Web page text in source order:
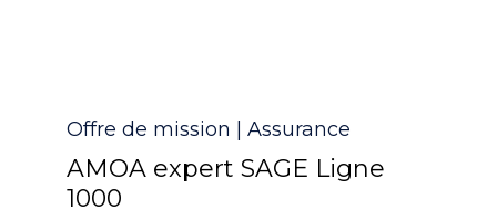
Catégorie
Offre de mission | Assurance
AMOA expert SAGE Ligne
1000